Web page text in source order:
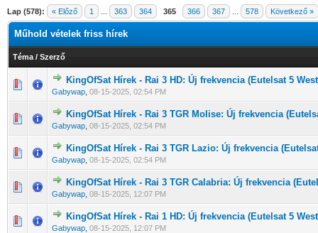
Lap (578): « Előző 1 363 364 365 366 367 578 Következő »
Műhold vételek friss hírek
Téma / Szerző
KingOfSat Hírek - Rai 3 HD: Új frekvencia (Eutelsat 5
Gabywap 08-15-2025, 02:54 PM
0 Szavazat - 0 / 5 átlagban
1 2345
KingOfSat Hírek - Rai 3 TGR Molise: Új frekvencia
Gabywap 08-15-2025, 02:54 PM
0 Szavazat - 0 / 5 átlagban
1 23 45
KingOfSat Hírek - Rai 3 TGR Lazio: Új frekvencia
Gabywap 08-15-2025, 02:54 PM
0 Szavazat - 0 / 5 átlagban
1 23 45
KingOfSat Hírek - Rai 3 TGR Calabria: Új frekvencia
Gabywap 08-15-2025, 12:07 PM
0 Szavazat - 0 / 5 átlagban
1 23 45
KingOfSat Hírek - Rai 1 HD: Új frekvencia (Eutelsat 5
Gabywap 08-15-2025, 12:07 PM
0 Szavazat - 0 / 5 átlagban
1 2345